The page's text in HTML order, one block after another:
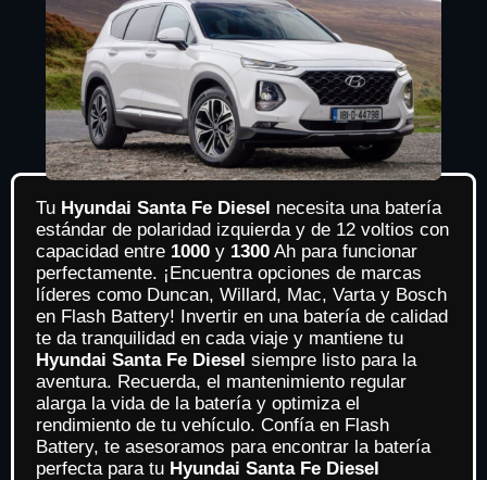
Tu Hyundai Santa Fe Diesel necesita una batería
estándar de polaridad izquierda y de 12 voltios con
capacidad entre 1000 y 1300 Ah para funcionar
perfectamente. ¡Encuentra opciones de marcas
líderes como Duncan, Willard, Mac, Varta y Bosch
en Flash Battery! Invertir en una batería de calidad
te da tranquilidad en cada viaje y mantiene tu
Hyundai Santa Fe Diesel siempre listo para la
aventura. Recuerda, el mantenimiento regular
alarga la vida de la batería y optimiza el
rendimiento de tu vehículo. Confía en Flash
Battery, te asesoramos para encontrar la batería
perfecta para tu Hyundai Santa Fe Diesel